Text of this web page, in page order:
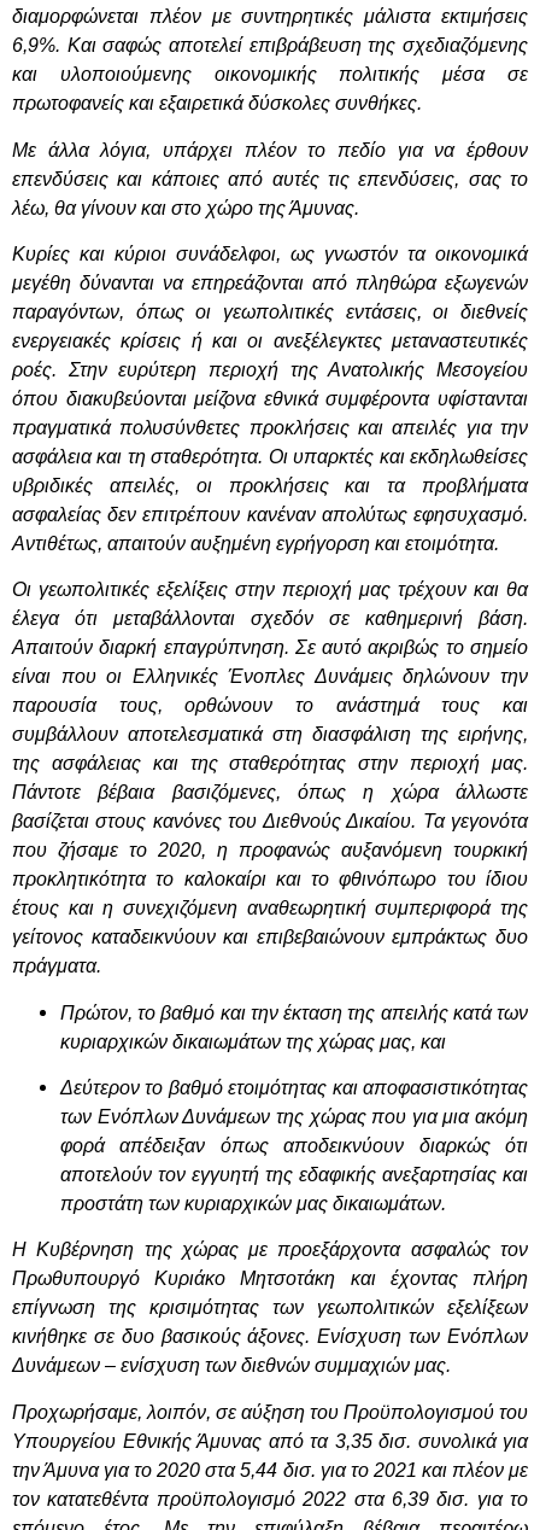
διαμορφώνεται πλέον με συντηρητικές μάλιστα εκτιμήσεις
6,9%. Και σαφώς αποτελεί επιβράβευση της σχεδιαζόμενης
και υλοποιούμενης οικονομικής πολιτικής μέσα σε
πρωτοφανείς και εξαιρετικά δύσκολες συνθήκες.
Με άλλα λόγια, υπάρχει πλέον το πεδίο για να έρθουν
επενδύσεις και κάποιες από αυτές τις επενδύσεις, σας το
λέω, θα γίνουν και στο χώρο της Άμυνας.
Κυρίες και κύριοι συνάδελφοι, ως γνωστόν τα οικονομικά
μεγέθη δύνανται να επηρεάζονται από πληθώρα εξωγενών
παραγόντων, όπως οι γεωπολιτικές εντάσεις, οι διεθνείς
ενεργειακές κρίσεις ή και οι ανεξέλεγκτες μεταναστευτικές
ροές. Στην ευρύτερη περιοχή της Ανατολικής Μεσογείου
όπου διακυβεύονται μείζονα εθνικά συμφέροντα υφίστανται
πραγματικά πολυσύνθετες προκλήσεις και απειλές για την
ασφάλεια και τη σταθερότητα. Οι υπαρκτές και εκδηλωθείσες
υβριδικές απειλές, οι προκλήσεις και τα προβλήματα
ασφαλείας δεν επιτρέπουν κανέναν απολύτως εφησυχασμό.
Αντιθέτως, απαιτούν αυξημένη εγρήγορση και ετοιμότητα.
Οι γεωπολιτικές εξελίξεις στην περιοχή μας τρέχουν και θα
έλεγα ότι μεταβάλλονται σχεδόν σε καθημερινή βάση.
Απαιτούν διαρκή επαγρύπνηση. Σε αυτό ακριβώς το σημείο
είναι που οι Ελληνικές Ένοπλες Δυνάμεις δηλώνουν την
παρουσία τους, ορθώνουν το ανάστημά τους και
συμβάλλουν αποτελεσματικά στη διασφάλιση της ειρήνης,
της ασφάλειας και της σταθερότητας στην περιοχή μας.
Πάντοτε βέβαια βασιζόμενες, όπως η χώρα άλλωστε
βασίζεται στους κανόνες του Διεθνούς Δικαίου. Τα γεγονότα
που ζήσαμε το 2020, η προφανώς αυξανόμενη τουρκική
προκλητικότητα το καλοκαίρι και το φθινόπωρο του ίδιου
έτους και η συνεχιζόμενη αναθεωρητική συμπεριφορά της
γείτονος καταδεικνύουν και επιβεβαιώνουν εμπράκτως δυο
πράγματα.
Πρώτον, το βαθμό και την έκταση της απειλής κατά των
κυριαρχικών δικαιωμάτων της χώρας μας, και
Δεύτερον το βαθμό ετοιμότητας και αποφασιστικότητας
των Ενόπλων Δυνάμεων της χώρας που για μια ακόμη
φορά απέδειξαν όπως αποδεικνύουν διαρκώς ότι
αποτελούν τον εγγυητή της εδαφικής ανεξαρτησίας και
προστάτη των κυριαρχικών μας δικαιωμάτων.
Η Κυβέρνηση της χώρας με προεξάρχοντα ασφαλώς τον
Πρωθυπουργό Κυριάκο Μητσοτάκη και έχοντας πλήρη
επίγνωση της κρισιμότητας των γεωπολιτικών εξελίξεων
κινήθηκε σε δυο βασικούς άξονες. Ενίσχυση των Ενόπλων
Δυνάμεων – ενίσχυση των διεθνών συμμαχιών μας.
Προχωρήσαμε, λοιπόν, σε αύξηση του Προϋπολογισμού του
Υπουργείου Εθνικής Άμυνας από τα 3,35 δισ. συνολικά για
την Άμυνα για το 2020 στα 5,44 δισ. για το 2021 και πλέον με
τον κατατεθέντα προϋπολογισμό 2022 στα 6,39 δισ. για το